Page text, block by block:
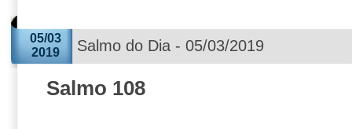
05/03
2019
Salmo do Dia - 05/03/2019
Salmo 108